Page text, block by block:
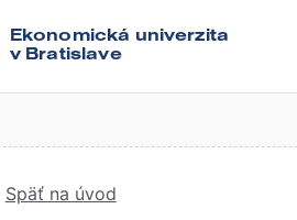
Ekonomická univerzita
v Bratislave
Späť na úvod